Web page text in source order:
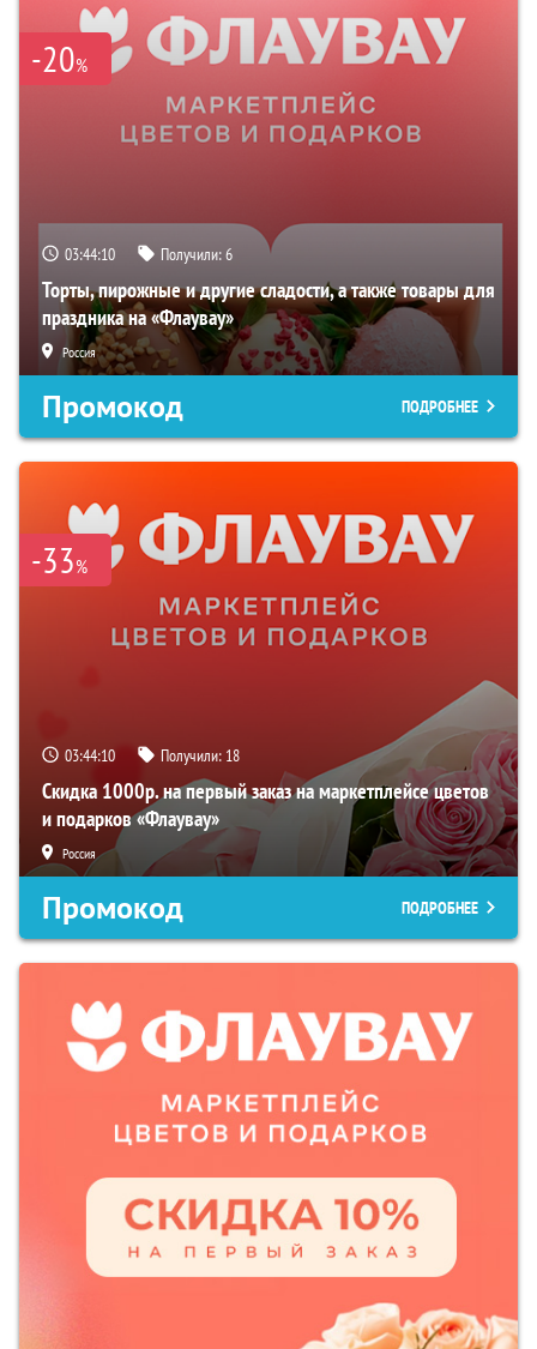
-20%
03:44:09 Получили:6
Торты, пирожные и другие сладости, а также товары для
праздника на «Флаувау»
Россия
Промокод ПОДРОБНЕЕ
-33%
03:44:09 Получили: 18
Скидка 1000р. на первый заказ на маркетплейсе цветов
и подарков «Флаувау»
Россия
Промокод ПОДРОБНЕЕ